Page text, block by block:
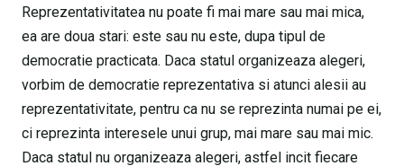
Reprezentativitatea nu poate fi mai mare sau mai mica,
ea are doua stari: este sau nu este, dupa tipul de
democratie practicata. Daca statul organizeaza alegeri,
vorbim de democratie reprezentativa si atunci alesii au
reprezentativitate, pentru ca nu se reprezinta numai pe ei,
ci reprezinta interesele unui grup, mai mare sau mai mic.
Daca statul nu organizeaza alegeri, astfel incit fiecare